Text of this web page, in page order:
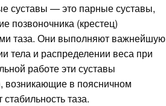
суставы — это парные суставы,
позвоночника (крестец)
таза. Они выполняют важнейшую
тела и распределении веса при
работе эти суставы
возникающие в поясничном
таза.